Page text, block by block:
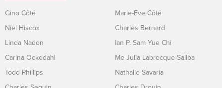
Gino Côté
Niel Hiscox
Linda Nadon
Carina Ockedahl
Todd Phillips
Marie-Eve Côté
Charles Bernard
Ian P. Sam Yue Chi
Me Julia Labrecque-Saliba
Nathalie Savaria